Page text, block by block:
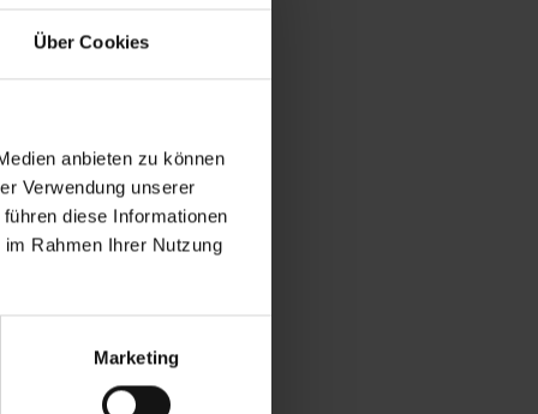
Über Cookies
anbieten zu können
Verwendung unserer
diese Informationen
Rahmen Ihrer Nutzung
Marketing
des
hohen
Industrie
Die
und
ist, guten